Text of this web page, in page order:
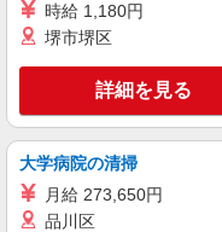
派遣社員
＜覚王
護スタ
時
時給 1,180円
堺市堺区
詳細を見る
大学病院の清掃
月給 273,650円
品川区